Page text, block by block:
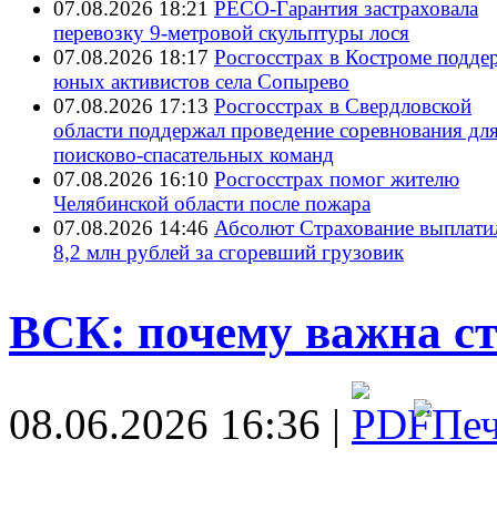
07.08.2026 18:21 РЕСО-Гарантия застраховала
перевозку 9-метровой скульптуры лося
07.08.2026 18:17 Росгосстрах в Костроме
юных активистов села Сопырево
07.08.2026 17:13 Росгосстрах в Свердловской
области поддержал проведение соревнования
поисково‑спасательных команд
07.08.2026 16:10 Росгосстрах помог жителю
Челябинской области после пожара
07.08.2026 14:46 Абсолют Страхование
8,2 млн рублей за сгоревший грузовик
ВСК: почему важна
08.06.2026 16:36 |